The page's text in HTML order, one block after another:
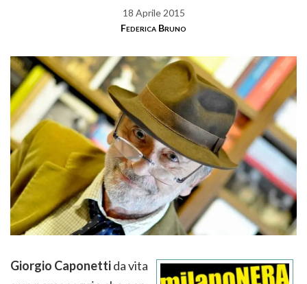
18 Aprile 2015
Federica Bruno
Giorgio Caponettida vita